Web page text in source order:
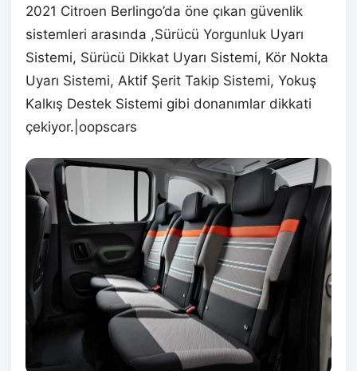
2021 Citroen Berlingo’da öne çıkan güvenlik
sistemleri arasında ,Sürücü Yorgunluk Uyarı
Sistemi, Sürücü Dikkat Uyarı Sistemi, Kör Nokta
Uyarı Sistemi, Aktif Şerit Takip Sistemi, Yokuş
Kalkış Destek Sistemi gibi donanımlar dikkati
çekiyor.|oopscars